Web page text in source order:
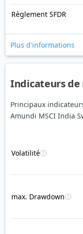
Règlement SFDR
Plus d'informations
Indicateurs de
Principaux
Amundi MSCI India
Volatilité
max. Drawdown